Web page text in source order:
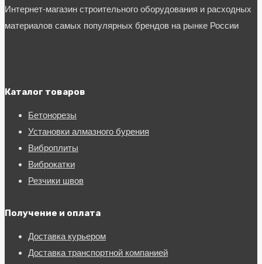
Интернет-магазин строительного оборудования и расходных
материалов самых популярных брендов на рынке России
Каталог товаров
Бетонорезы
Установки алмазного бурения
Виброплиты
Виброкатки
Резчики швов
Получение и оплата
Доставка курьером
Доставка транспортной компанией